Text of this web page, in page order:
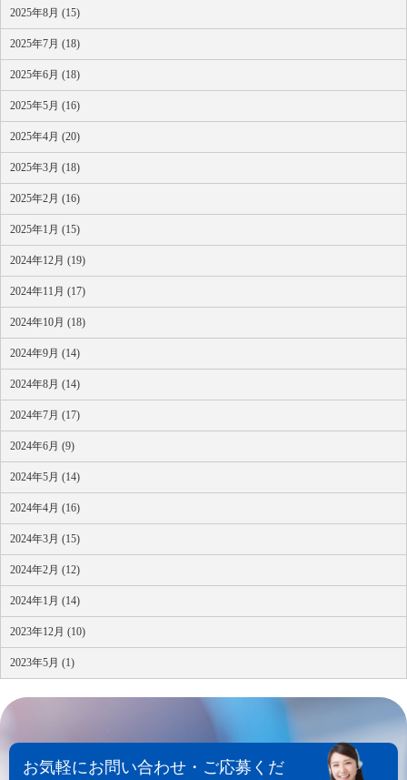
2025年8月 (15)
2025年7月 (18)
2025年6月 (18)
2025年5月 (16)
2025年4月 (20)
2025年3月 (18)
2025年2月 (16)
2025年1月 (15)
2024年12月 (19)
2024年11月 (17)
2024年10月 (18)
2024年9月 (14)
2024年8月 (14)
2024年7月 (17)
2024年6月 (9)
2024年5月 (14)
2024年4月 (16)
2024年3月 (15)
2024年2月 (12)
2024年1月 (14)
2023年12月 (10)
2023年5月 (1)
お気軽にお問い合わせ・ご応募くだ